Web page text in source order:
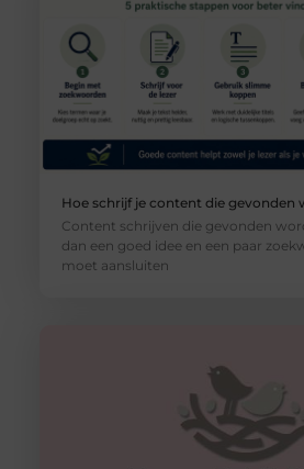
Hoe schrijf je content die gevonden
Content schrijven die gevonden
dan een goed idee en een paar
moet aansluiten